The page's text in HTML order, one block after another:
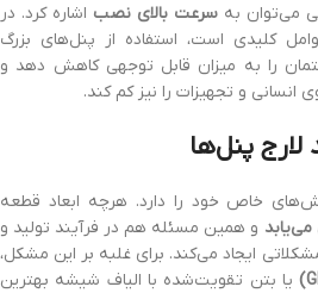
می‌توان به سرعت بالای نصب اشاره کرد. در
کلیدی است، استفاده از پنل‌های بزرگ
را به میزان قابل توجهی کاهش دهد و
انسانی و تجهیزات را نیز کم کند.
خاص خود را دارد. هرچه ابعاد قطعه
و همین مسئله هم در فرآیند تولید و
ایجاد می‌کند. برای غلبه بر این مشکل،
یا بتن تقویت‌شده با الیاف شیشه بهترین